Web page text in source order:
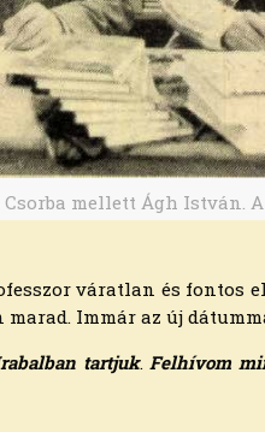
mellett Ágh István.
váratlan és fontos
Immár az új
tartjuk. Felhívom